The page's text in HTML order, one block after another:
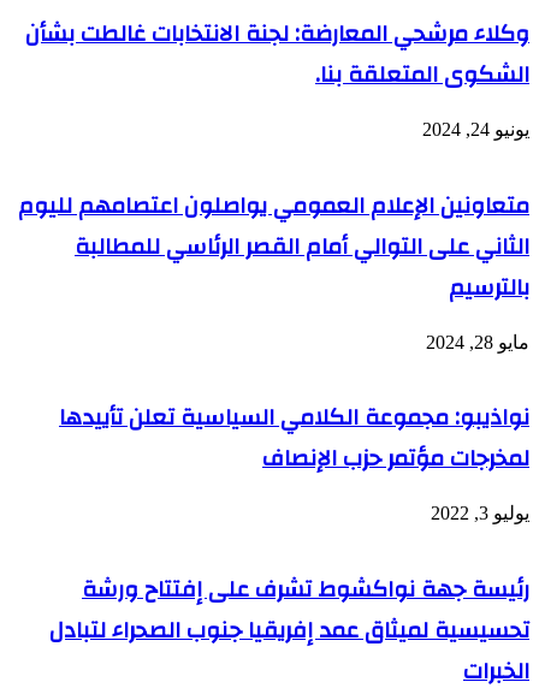
وكلاء مرشحي المعارضة: لجنة الانتخابات غالطت بشأن
الشكوى المتعلقة بنا.
يونيو 24, 2024
متعاونين الإعلام العمومي يواصلون اعتصامهم لليوم
الثاني على التوالي أمام القصر الرئاسي للمطالبة
بالترسيم
مايو 28, 2024
نواذيبو: مجموعة الكلامي السياسية تعلن تأييدها
لمخرجات مؤتمر حزب الإنصاف
يوليو 3, 2022
رئيسة جهة نواكشوط تشرف على إفتتاح ورشة
تحسيسية لميثاق عمد إفريقيا جنوب الصحراء لتبادل
الخبرات